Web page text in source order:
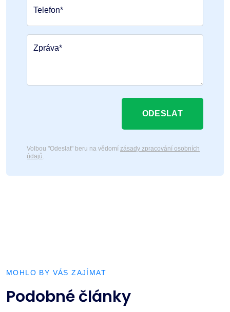
Telefon*
Zpráva*
ODESLAT
Volbou "Odeslat" beru na vědomí zásady zpracování osobních
údajů.
MOHLO BY VÁS ZAJÍMAT
Podobné články